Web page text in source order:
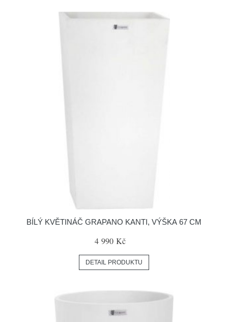
BÍLÝ KVĚTINÁČ GRAPANO KANTI, VÝŠKA 67 CM
4 990 Kč
DETAIL PRODUKTU